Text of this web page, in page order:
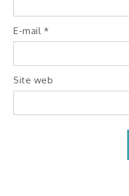
E-mail *
Site web